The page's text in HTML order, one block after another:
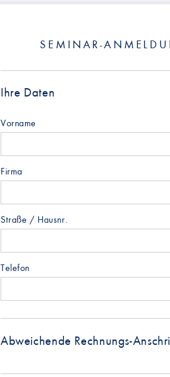
SEMINAR-
Ihre Daten
Vorname
Firma
Straße / Hausnr.
Telefon
Abweichende Rechnungs-